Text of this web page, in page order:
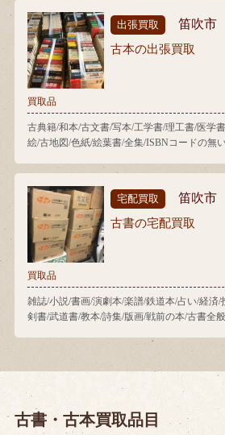
出張買取 笛吹市
古本の出張買取
買取品
古典籍/和本/古文書/写本/工学書/理工書/医学
絵/古地図/色紙/絵葉書/全集/ISBNコードの無
宅配買取 笛吹市
古書の宅配買取
買取品
雑誌/小説/書画/演劇本/楽譜/鉄道本/占い/経済/
剣書/武道書/教本/詩集/版画/戦前の本/古書全般
古書・古本買取品目